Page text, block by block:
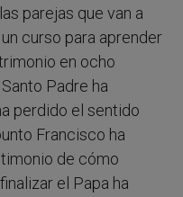
parejas que van a
curso para aprender
en ocho
Padre ha
perdido el sentido
Francisco ha
de cómo
el Papa ha